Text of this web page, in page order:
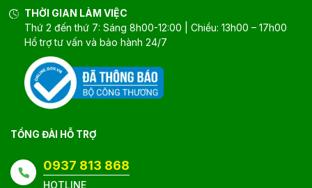
THỜI GIAN LÀM VIỆC
Thứ 2 đến thứ 7: Sáng 8h00-12:00 | Chiều: 13h00 – 17h00
Hổ trợ tư vấn và bảo hành 24/7
TỔNG ĐÀI HỖ TRỢ
0937 813 868
HOTLINE